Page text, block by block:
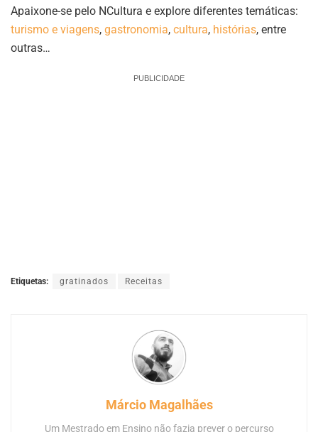
Apaixone-se pelo NCultura e explore diferentes temáticas:
turismo e viagens, gastronomia, cultura, histórias, entre
outras…
PUBLICIDADE
Etiquetas: gratinados Receitas
Márcio Magalhães
Um Mestrado em Ensino não fazia prever o percurso